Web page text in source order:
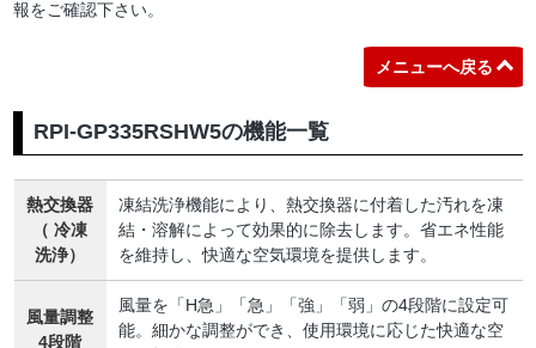
報をご確認下さい。
メニューへ戻る
RPI-GP335RSHW5の機能一覧
熱交換器
（ 冷凍
洗浄）
凍結洗浄機能により、熱交換器に付着した汚れを凍
結・溶解によって効果的に除去します。省エネ性能
を維持し、快適な空気環境を提供します。
風量調整
4段階
風量を「H急」「急」「強」「弱」の4段階に設定可
能。細かな調整ができ、使用環境に応じた快適な空